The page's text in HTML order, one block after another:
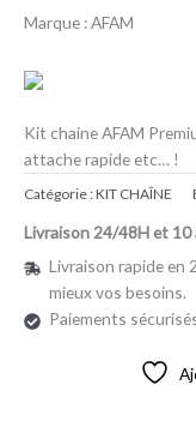
Marque : AFAM
Kit chaine AFAM
attache rapide etc… !
Catégorie :KIT CHAÎNE
Livraison 24/48H et 10
Livraison rapide en
mieux vos besoins.
Paiements